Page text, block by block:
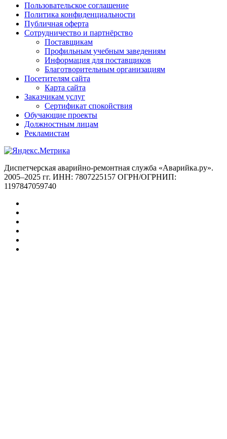
Пользовательское соглашение
Политика конфиденциальности
Публичная оферта
Сотрудничество и партнёрство
Поставщикам
Профильным учебным заведениям
Информация для поставщиков
Благотворительным организациям
Посетителям сайта
Карта сайта
Заказчикам услуг
Сертификат спокойствия
Обучающие проекты
Должностным лицам
Рекламистам
Диспетчерская аварийно-ремонтная служба «Аварийка.ру».
2005–2025 гг. ИНН: 7807225157 ОГРН/ОГРНИП:
1197847059740